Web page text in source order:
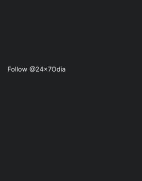
Follow @24x7Odia